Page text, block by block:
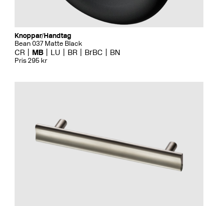
Knoppar/Handtag
Bean 037 Matte Black
CR MB LU BR BrBC BN
Pris 295 kr